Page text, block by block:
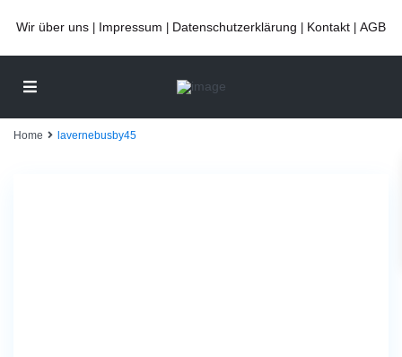
Wir über uns Impressum Datenschutzerklärung Kontakt AGB
Home lavernebusby45